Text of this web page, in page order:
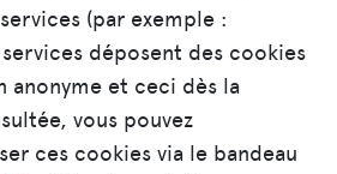
(par exemple :
déposent des cookies
anonyme et ceci dès la
vous pouvez
ces cookies via le bandeau